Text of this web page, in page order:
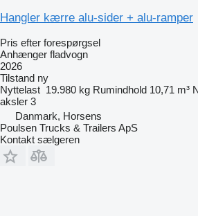
Hangler kærre alu-sider + alu-ramper
Pris efter forespørgsel
Anhænger fladvogn
2026
Tilstand ny
Nyttelast 19.980 kg Rumindhold 10,71 m³
aksler 3
Danmark, Horsens
Poulsen Trucks & Trailers ApS
Kontakt sælgeren